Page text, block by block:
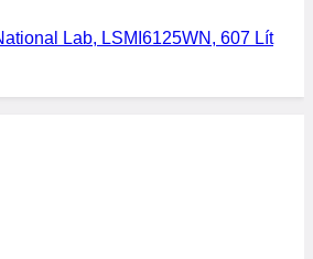
Lab, LSMI6125WN, 607 Lít